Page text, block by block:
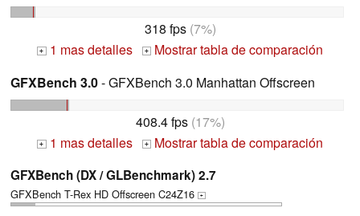
318 fps(7%)
+ 1 mas detalles +
Mostrar tabla de comparación
GFXBench 3.0- GFXBench 3.0 Manhattan Offscreen
408.4 fps(17%)
+ 1 mas detalles + Mostrar tabla de comparación
GFXBench (DX / GLBenchmark) 2.7
GFXBench T-Rex HD Offscreen C24Z16 +